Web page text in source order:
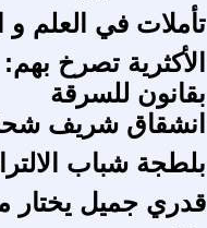
تأملات في العلم و
الأكثرية تصرخ بهم:
بقانون للسرقة
انشقاق شريف
بلطجة شباب
قدري جميل يختار